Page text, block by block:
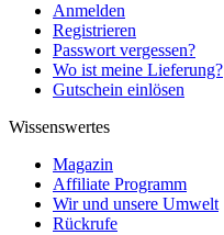
Anmelden
Registrieren
Passwort vergessen?
Wo ist meine Lieferung?
Gutschein einlösen
Wissenswertes
Magazin
Affiliate Programm
Wir und unsere Umwelt
Rückrufe